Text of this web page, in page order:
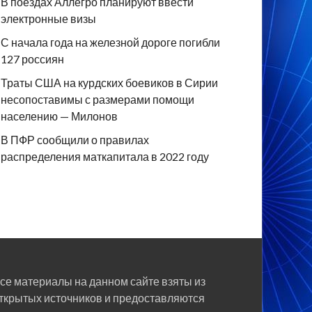
электронные визы
С начала года на железной дороге погибли
127 россиян
Траты США на курдских боевиков в Сирии
несопоставимы с размерами помощи
населению — Милонов
В ПФР сообщили о правилах
распределения маткапитала в 2022 году
материалы на данном сайте взяты из
источников и предоставляются